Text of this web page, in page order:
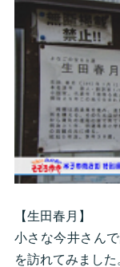
【生田春月】
小さな今井さん
を訪れてみました